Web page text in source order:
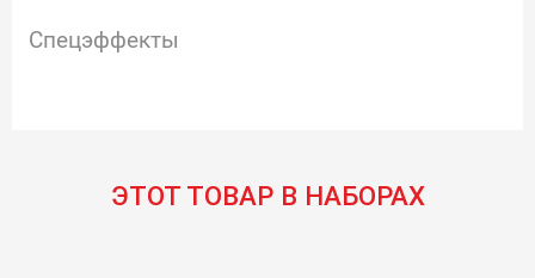
Спецэффекты
ЭТОТ ТОВАР В НАБОРАХ